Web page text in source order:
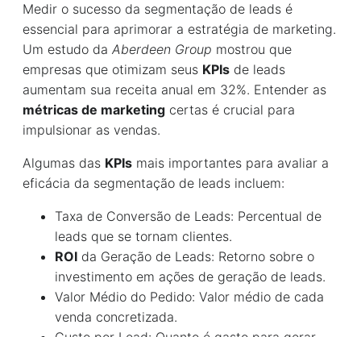
Medir o sucesso da segmentação de leads é
essencial para aprimorar a estratégia de marketing.
Um estudo da Aberdeen Group mostrou que
empresas que otimizam seus KPIs de leads
aumentam sua receita anual em 32%. Entender as
métricas de marketing certas é crucial para
impulsionar as vendas.
Algumas das KPIs mais importantes para avaliar a
eficácia da segmentação de leads incluem:
Taxa de Conversão de Leads: Percentual de
leads que se tornam clientes.
ROI da Geração de Leads: Retorno sobre o
investimento em ações de geração de leads.
Valor Médio do Pedido: Valor médio de cada
venda concretizada.